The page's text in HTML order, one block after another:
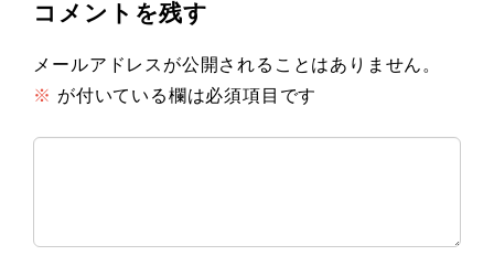
コメントを残す
メールアドレスが公開されることはありません。
※ が付いている欄は必須項目です